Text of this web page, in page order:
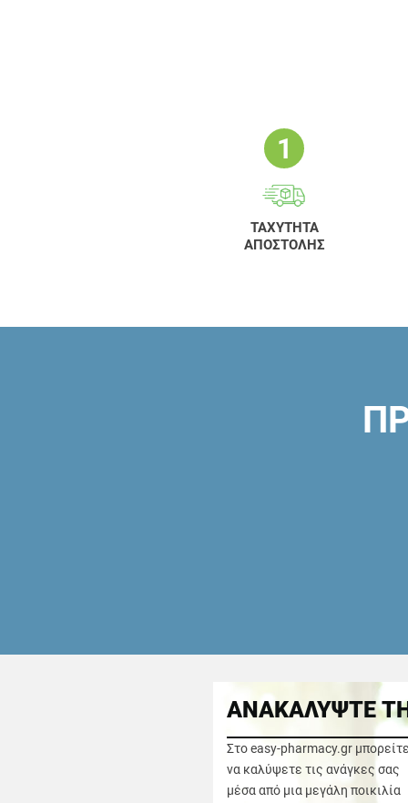
ΤΑΧΥΤΗΤΑ
ΑΠΟΣΤΟΛΗΣ
ΑΝΑΚΑΛΥΨΤΕ
Στο easy-pharmacy.gr
να καλύψετε τις ανάγκες σας
μέσα από μια μεγάλη ποικιλία